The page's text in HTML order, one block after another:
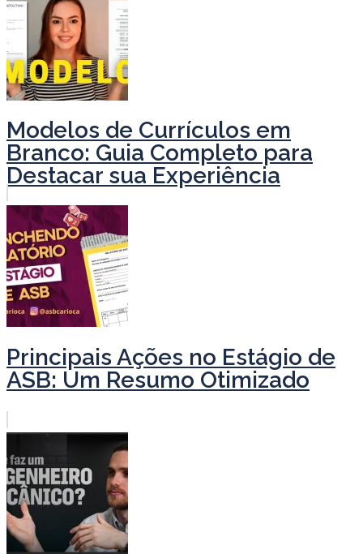
Modelos de Currículos em
Branco: Guia Completo para
Destacar sua Experiência
Principais Ações no Estágio de
ASB: Um Resumo Otimizado